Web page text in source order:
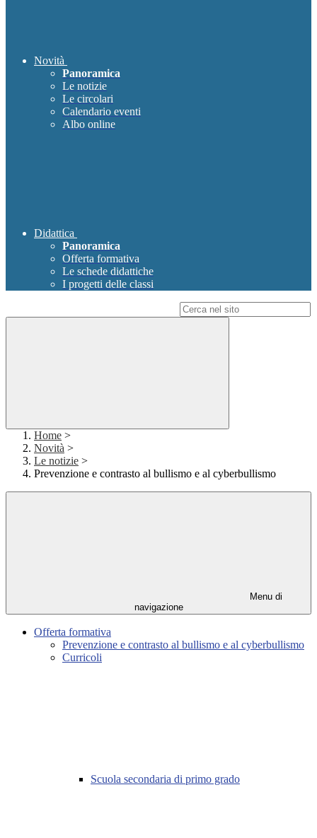
Novità
Panoramica
Le notizie
Le circolari
Calendario eventi
Albo online
Didattica
Panoramica
Offerta formativa
Le schede didattiche
I progetti delle classi
Home >
Novità >
Le notizie >
Prevenzione e contrasto al bullismo e al cyberbullismo
Menu di
navigazione
Offerta formativa
Prevenzione e contrasto al bullismo e al cyberbullismo
Curricoli
Scuola secondaria di primo grado